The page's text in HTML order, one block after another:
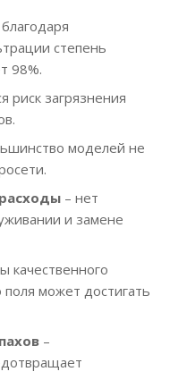
степень
98%.
риск загрязнения
моделей не
– нет
и замене
качественного
может достигать
–